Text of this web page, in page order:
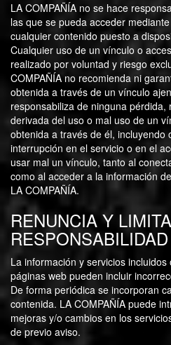
LA COMPAÑÍA no se hace
las que se pueda acceder
cualquier contenido puesto a
Cualquier uso de un vínculo o
realizado por voluntad y riesgo
COMPAÑÍA no recomienda ni
obtenida a través de un vínculo
responsabiliza de ninguna pérdida,
derivada del uso o mal uso de un
obtenida a través de él, incluyendo
interrupción en el servicio o en el
usar mal un vínculo, tanto al
como al acceder a la información
LA COMPAÑÍA.
RENUNCIA Y
RESPONSABILIDAD
La información y servicios
páginas web pueden incluir
De forma periódica se incorporan
contenida. LA COMPAÑÍA puede
mejoras y/o cambios en los
de previo aviso.